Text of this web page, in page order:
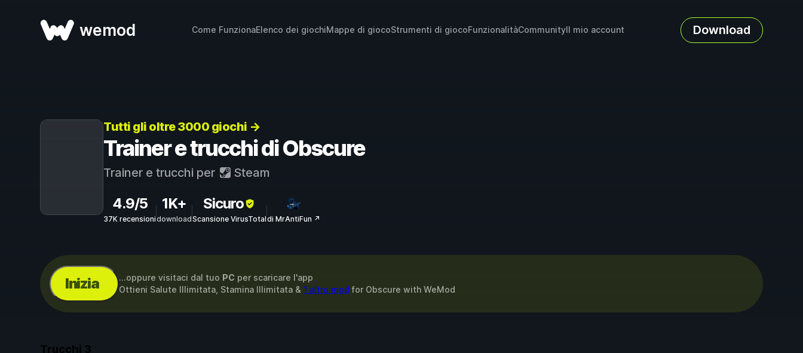
wemod Come FunzionaElenco dei giochiMappe di giocoStrumenti di giocoFunzionalitàCommunityIl mio account Download
Tutti gli oltre 3000 giochi →
Trainer e trucchi di Obscure
Trainer e trucchi per Steam
4.9/5
37K recensioni
1K+
download
Sicuro
Scansione VirusTotaldi MrAntiFun ↗
Inizia ...oppure visitaci dal tuo PC per scaricare l'app
Ottieni Salute Illimitata, Stamina Illimitata & 1 altro mod for Obscure with WeMod
Trucchi 3